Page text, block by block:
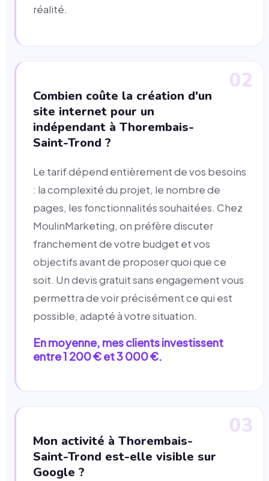
réalité.
02
Combien coûte la création d'un
site internet pour un
indépendant à Thorembais-
Saint-Trond ?
Le tarif dépend entièrement de vos besoins
: la complexité du projet, le nombre de
pages, les fonctionnalités souhaitées. Chez
MoulinMarketing, on préfère discuter
franchement de votre budget et vos
objectifs avant de proposer quoi que ce
soit. Un devis gratuit sans engagement vous
permettra de voir précisément ce qui est
possible, adapté à votre situation.
En moyenne, mes clients investissent
entre 1 200 € et 3 000 €.
03
Mon activité à Thorembais-
Saint-Trond est-elle visible sur
Google ?